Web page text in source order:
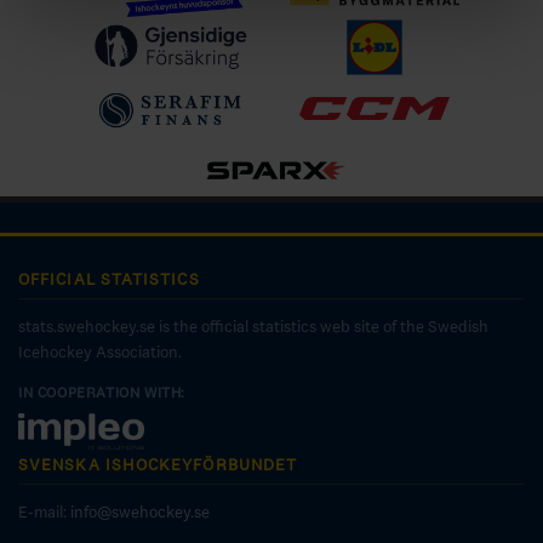
OFFICIAL STATISTICS
stats.swehockey.se is the official statistics web site of the Swedish
Icehockey Association.
IN COOPERATION WITH:
SVENSKA ISHOCKEYFÖRBUNDET
E-mail: info@swehockey.se